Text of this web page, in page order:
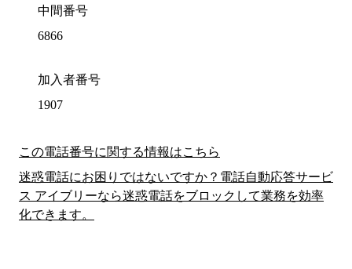
中間番号
6866
加入者番号
1907
この電話番号に関する情報はこちら
迷惑電話にお困りではないですか？電話自動応答サービ
ス アイブリーなら迷惑電話をブロックして業務を効率
化できます。